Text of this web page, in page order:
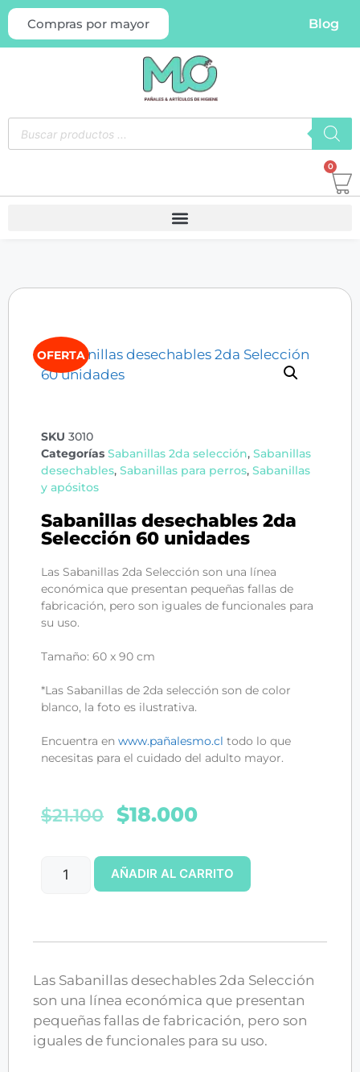
Compras por mayor Blog
0
OFERTA
SKU 3010
Categorías Sabanillas 2da selección, Sabanillas
desechables, Sabanillas para perros, Sabanillas
y apósitos
Sabanillas desechables 2da
Selección 60 unidades
Las Sabanillas 2da Selección son una línea
económica que presentan pequeñas fallas de
fabricación, pero son iguales de funcionales para
su uso.
Tamaño: 60 x 90 cm
*Las Sabanillas de 2da selección son de color
blanco, la foto es ilustrativa.
Encuentra en www.pañalesmo.cl todo lo que
necesitas para el cuidado del adulto mayor.
$21.100 $18.000
AÑADIR AL CARRITO
Las Sabanillas desechables 2da Selección
son una línea económica que presentan
pequeñas fallas de fabricación, pero son
iguales de funcionales para su uso.